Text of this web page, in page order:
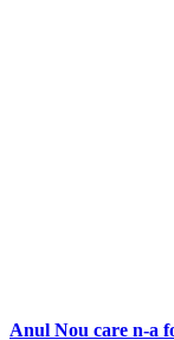
Anul Nou care n-a